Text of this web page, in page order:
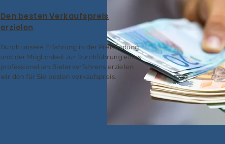
Den besten Verkaufspreis
erzielen
Durch unsere Erfahrung in der Preisfindung
und der Möglichkeit zur Durchführung eines
professionellen Bieterverfahrens erzielen
wir den für Sie besten verkaufspreis.